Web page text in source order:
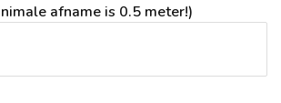
afname is 0.5 meter!)